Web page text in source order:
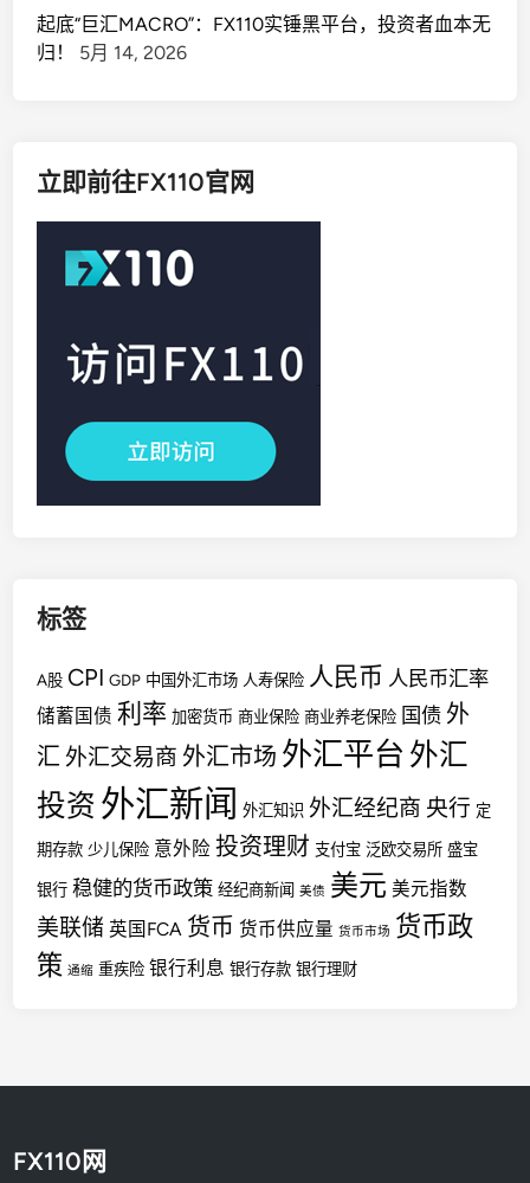
起底“巨汇MACRO”：FX110实锤黑平台，投资者血本无
归！
5月 14, 2026
立即前往FX110官网
标签
A股 CPI GDP 中国外汇市场 人寿保险 人民币 人民币汇率
储蓄国债 利率 加密货币 商业保险 商业养老保险 国债 外
汇 外汇交易商 外汇市场 外汇平台 外汇
投资 外汇新闻 外汇知识 外汇经纪商 央行 定
期存款 少儿保险 意外险 投资理财 支付宝 泛欧交易所 盛宝
银行 稳健的货币政策 经纪商新闻 美债 美元 美元指数
美联储 英国FCA 货币 货币供应量 货币市场 货币政
策 通缩 重疾险 银行利息 银行存款 银行理财
FX110网